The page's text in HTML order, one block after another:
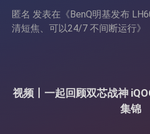
匿名 发表在《BenQ明基发布
清短焦、可以24/7 不间断运行》
视频丨一起回顾双芯战神
集锦